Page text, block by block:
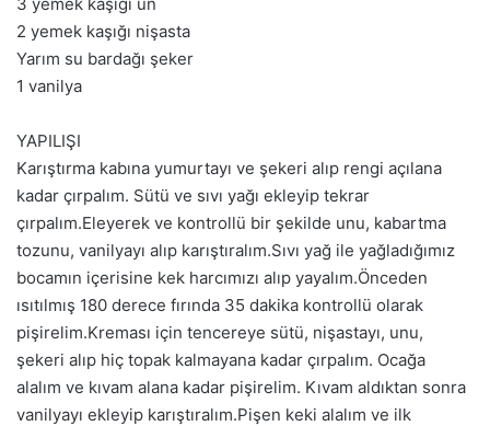
2 yemek kaşığı nişasta
Yarım su bardağı şeker
1 vanilya
YAPILIŞI
Karıştırma kabına yumurtayı ve şekeri alıp rengi açılana
kadar çırpalım. Sütü ve sıvı yağı ekleyip tekrar
çırpalım.Eleyerek ve kontrollü bir şekilde unu, kabartma
tozunu, vanilyayı alıp karıştıralım.Sıvı yağ ile yağladığımız
bocamın içerisine kek harcımızı alıp yayalım.Önceden
ısıtılmış 180 derece fırında 35 dakika kontrollü olarak
pişirelim.Kreması için tencereye sütü, nişastayı, unu,
şekeri alıp hiç topak kalmayana kadar çırpalım. Ocağa
alalım ve kıvam alana kadar pişirelim. Kıvam aldıktan sonra
vanilyayı ekleyip karıştıralım.Pişen keki alalım ve ilk